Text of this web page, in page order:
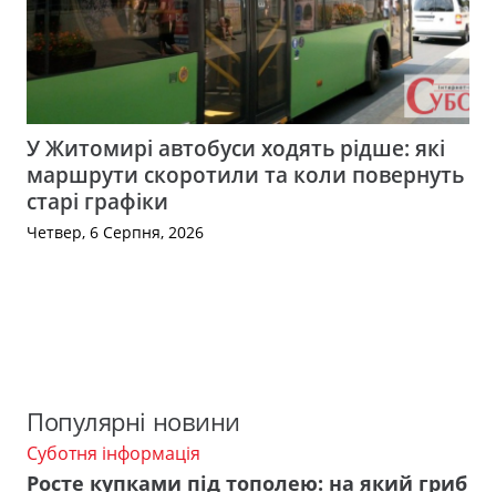
У Житомирі автобуси ходять рідше: які
маршрути скоротили та коли повернуть
старі графіки
Четвер, 6 Серпня, 2026
Популярні новини
Суботня інформація
Росте купками під тополею: на який гриб